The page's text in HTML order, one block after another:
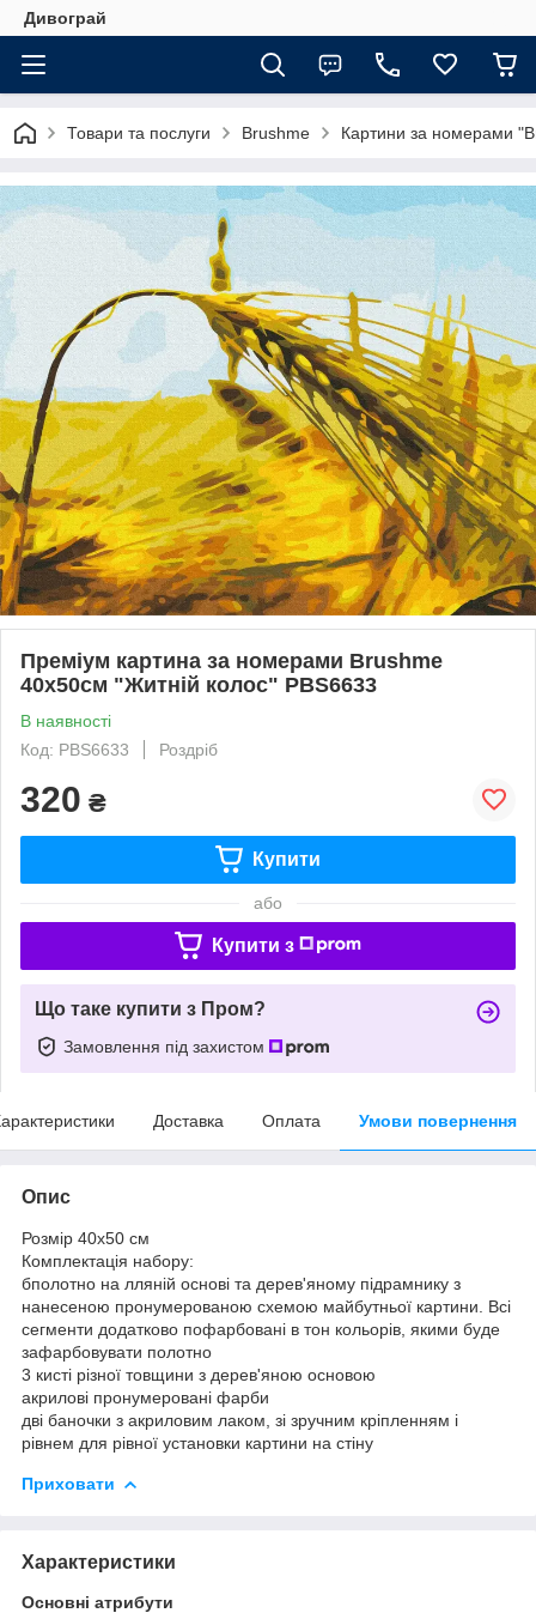
Дивограй
Товари та послуги Brushme Картини за номерами
Преміум картина за номерами Brushme
40x50см "Житній колос" PBS6633
В наявності
Код: PBS6633
Роздріб
320 ₴
Купити
або
Купити з
Що таке купити з Пром?
Замовлення під захистом
Доставка Оплата Умови повернення
Опис
Розмір 40x50 см
Комплектація набору:
бполотно на лляній основі та дерев'яному підрамнику з
нанесеною пронумерованою схемою майбутньої картини. Всі
сегменти додатково пофарбовані в тон кольорів, якими буде
зафарбовувати полотно
3 кисті різної товщини з дерев'яною основою
акрилові пронумеровані фарби
дві баночки з акриловим лаком, зі зручним кріпленням і
рівнем для рівної установки картини на стіну
Приховати
Характеристики
Основні атрибути